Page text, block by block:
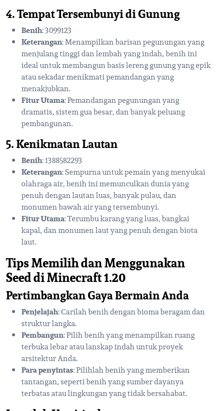
4. Tempat Tersembunyi di Gunung
Benih: 3099123
Keterangan: Menampilkan barisan pegunungan yang
menjulang tinggi dan lembah yang indah, benih ini
ideal untuk membangun basis lereng gunung yang epik
atau sekadar menikmati pemandangan yang
menakjubkan.
Fitur Utama: Pemandangan pegunungan yang
dramatis, sistem gua besar, dan banyak peluang
pembangunan.
5. Kenikmatan Lautan
Benih: 1388582293
Keterangan: Sempurna untuk pemain yang menyukai
olahraga air, benih ini memunculkan dunia yang
penuh dengan lautan luas, banyak pulau, dan
monumen bawah air yang tersembunyi.
Fitur Utama: Terumbu karang yang luas, bangkai
kapal, dan monumen laut yang penuh dengan biota
laut.
Tips Memilih dan Menggunakan
Seed di Minecraft 1.20
Pertimbangkan Gaya Bermain Anda
Penjelajah: Carilah benih dengan bioma beragam dan
struktur langka.
Pembangun: Pilih benih yang menampilkan ruang
terbuka lebar atau lanskap indah untuk proyek
arsitektur Anda.
Para penyintas: Pilihlah benih yang memberikan
tantangan, seperti benih yang sumber dayanya
terbatas atau lingkungan yang tidak bersahabat.